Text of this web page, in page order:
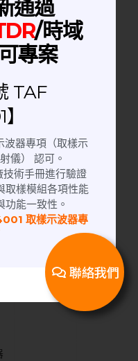
錶
儀
訊儀器
架
換器
通過
/時域
專案
TAF
器專項（取樣示
儀） 認可。
術手冊進行驗證
取樣模組各項性能
能一致性。
取樣示波器專
聯絡我們